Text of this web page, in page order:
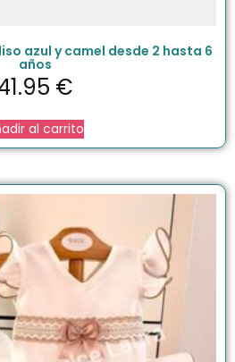
azul y camel desde 2 hasta 6
años
€
al carrito